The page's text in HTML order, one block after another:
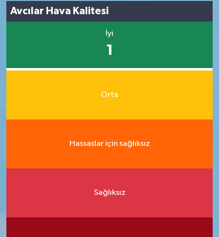
Avcılar Hava Kalitesi
İyi
1
Orta
Hassaslar için sağlıksız
Sağlıksız